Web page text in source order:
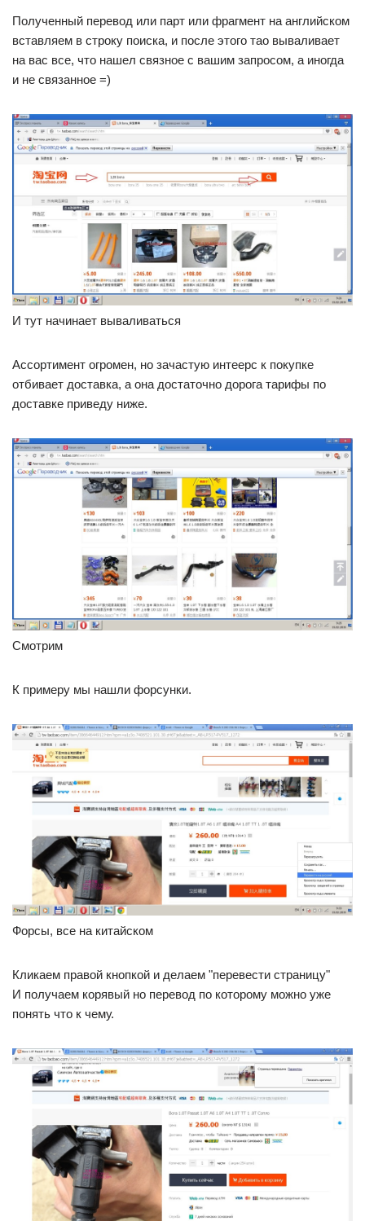
Полученный перевод или парт или фрагмент на английском
вставляем в строку поиска, и после этого тао вываливает
на вас все, что нашел связное с вашим запросом, а иногда
и не связанное =)
И тут начинает вываливаться
Ассортимент огромен, но зачастую интеерс к покупке
отбивает доставка, а она достаточно дорога тарифы по
доставке приведу ниже.
Смотрим
К примеру мы нашли форсунки.
Форсы, все на китайском
Кликаем правой кнопкой и делаем "перевести страницу"
И получаем корявый но перевод по которому можно уже
понять что к чему.